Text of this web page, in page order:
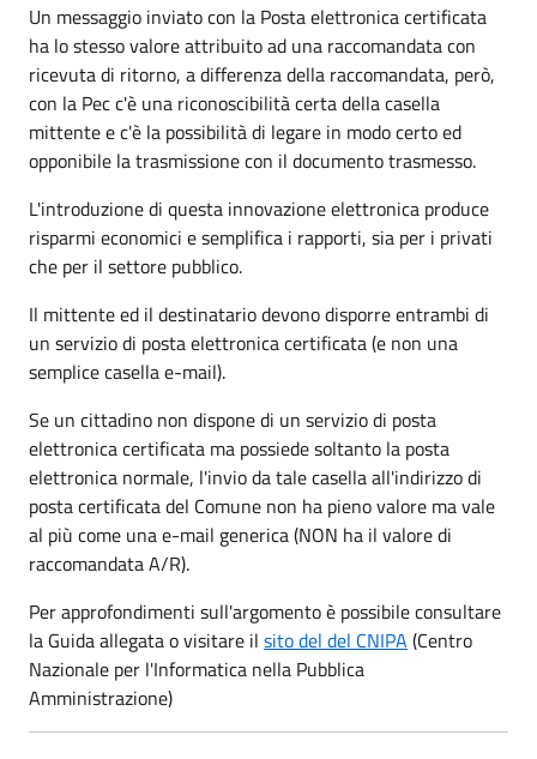
Un messaggio inviato con la Posta elettronica certificata
ha lo stesso valore attribuito ad una raccomandata con
ricevuta di ritorno, a differenza della raccomandata, però,
con la Pec c'è una riconoscibilità certa della casella
mittente e c'è la possibilità di legare in modo certo ed
opponibile la trasmissione con il documento trasmesso.
L'introduzione di questa innovazione elettronica produce
risparmi economici e semplifica i rapporti, sia per i privati
che per il settore pubblico.
Il mittente ed il destinatario devono disporre entrambi di
un servizio di posta elettronica certificata (e non una
semplice casella e-mail).
Se un cittadino non dispone di un servizio di posta
elettronica certificata ma possiede soltanto la posta
elettronica normale, l'invio da tale casella all'indirizzo di
posta certificata del Comune non ha pieno valore ma vale
al più come una e-mail generica (NON ha il valore di
raccomandata A/R).
Per approfondimenti sull'argomento è possibile consultare
la Guida allegata o visitare il sito del del CNIPA (Centro
Nazionale per l'Informatica nella Pubblica
Amministrazione)